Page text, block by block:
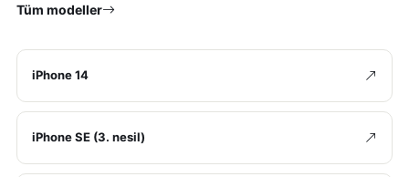
Tüm modeller
iPhone 14
iPhone SE (3. nesil)